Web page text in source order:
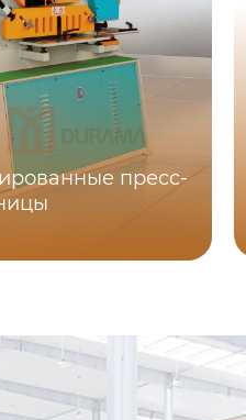
пресс-